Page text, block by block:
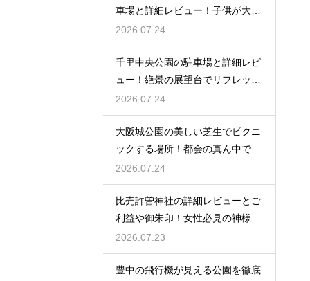
車場と詳細レビュー！子供が大歓
喜
2026.07.24
千里中央公園の駐車場と詳細レビ
ュー！絶景の展望台でリフレッシ
ュ
2026.07.24
大阪城公園の美しい芝生でピクニ
ックする場所！都会の真ん中で癒
される
2026.07.24
比売許曽神社の詳細レビューとご
利益や御朱印！女性必見の神様と
は
2026.07.23
豊中の飛行機が見える公園を徹底